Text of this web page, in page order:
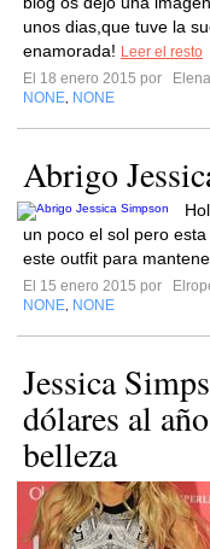
unos dias,que tuve la
enamorada! Leer el resto
El 18 enero 2015 por
NONE NONE
Abrigo
un poco el sol pero
este outfit para
El 15 enero 2015 por
NONE NONE
Jessica
dólares al
belleza